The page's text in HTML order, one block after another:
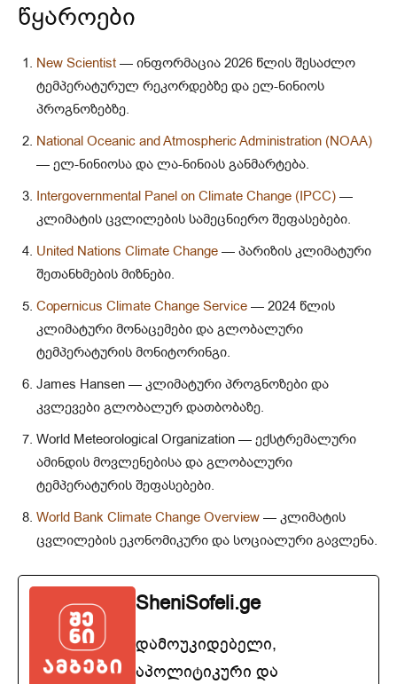
წყაროები
New Scientist — ინფორმაცია 2026 წლის შესაძლო
ტემპერატურულ რეკორდებზე და ელ-ნინიოს
პროგნოზებზე.
National Oceanic and Atmospheric Administration (NOAA)
— ელ-ნინიოსა და ლა-ნინიას განმარტება.
Intergovernmental Panel on Climate Change (IPCC) —
კლიმატის ცვლილების სამეცნიერო შეფასებები.
United Nations Climate Change — პარიზის კლიმატური
შეთანხმების მიზნები.
Copernicus Climate Change Service — 2024 წლის
კლიმატური მონაცემები და გლობალური
ტემპერატურის მონიტორინგი.
James Hansen — კლიმატური პროგნოზები და
კვლევები გლობალურ დათბობაზე.
World Meteorological Organization — ექსტრემალური
ამინდის მოვლენებისა და გლობალური
ტემპერატურის შეფასებები.
World Bank Climate Change Overview — კლიმატის
ცვლილების ეკონომიკური და სოციალური გავლენა.
SheniSofeli.ge
დამოუკიდებელი,
აპოლიტიკური და